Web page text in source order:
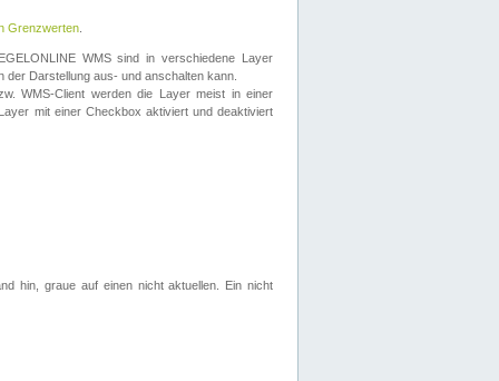
Grenzwerten
WMS sind in verschiedene Layer
der Darstellung aus- und anschalten kann.
WMS-Client werden die Layer meist in einer
mit einer Checkbox aktiviert und deaktiviert
hin, graue auf einen nicht aktuellen. Ein nicht